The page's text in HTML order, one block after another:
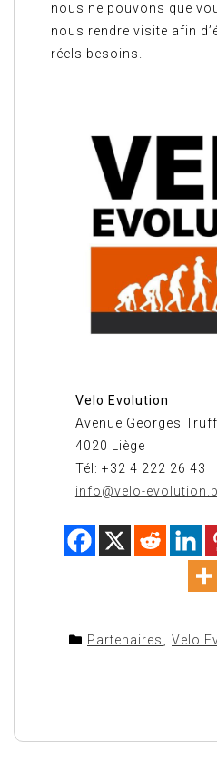
nous ne pouvons que
nous rendre visite afin
réels besoins.
Velo Evolution
Avenue Georges
4020 Liège
Tél: +32 4 222 26 43
info@velo-
Partenaires Velo